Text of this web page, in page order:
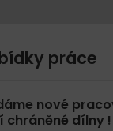
práce
nové
chráněné dílny !